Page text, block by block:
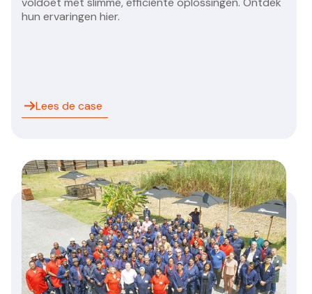
hun ervaringen hier.
Lees de case